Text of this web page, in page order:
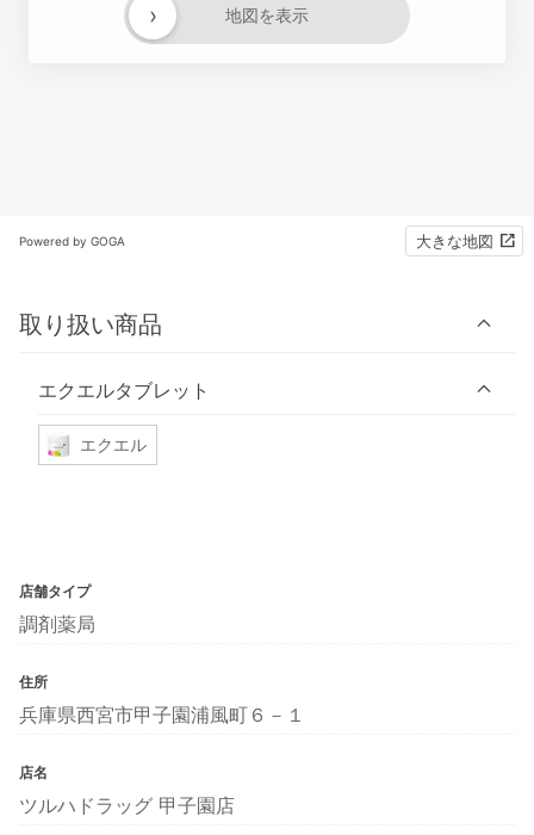
地図を表示
›
Powered by GOGA 大きな地図
取り扱い商品
エクエルタブレット
エクエル
店舗タイプ
調剤薬局
住所
兵庫県西宮市甲子園浦風町６－１
店名
ツルハドラッグ 甲子園店